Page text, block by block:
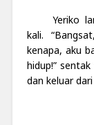
Yeriko
kali.
kenapa, aku
hidup!”
dan keluar